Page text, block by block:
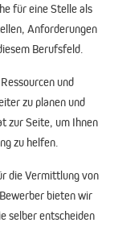
für eine Stelle als
Anforderungen
Berufsfeld.
und
zu planen und
zur Seite, um Ihnen
zu helfen.
die Vermittlung von
bieten wir
selber entscheiden